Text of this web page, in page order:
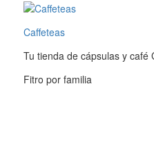
contenido
Caffeteas
Tu tienda de cápsulas y café
Fitro por familia